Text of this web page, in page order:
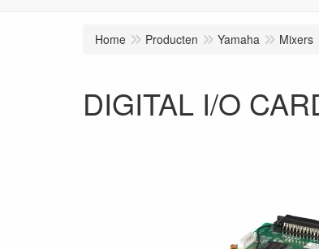
Home Producten Yamaha Mixers
DIGITAL I/O